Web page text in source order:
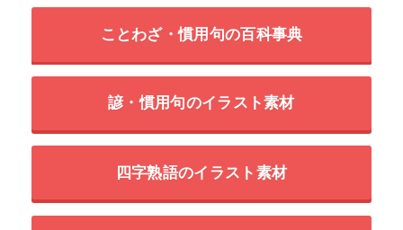
ことわざ・慣用句の百科事典
諺・慣用句のイラスト素材
四字熟語のイラスト素材